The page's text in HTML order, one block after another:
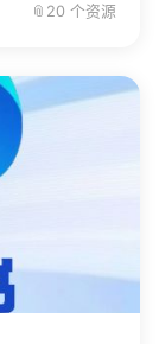
📎 20 个资源